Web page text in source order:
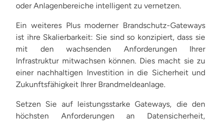
oder Anlagenbereiche intelligent zu vernetzen.
Ein weiteres Plus moderner Brandschutz-Gateways
ist ihre Skalierbarkeit: Sie sind so konzipiert, dass sie
mit den wachsenden Anforderungen Ihrer
Infrastruktur mitwachsen können. Dies macht sie zu
einer nachhaltigen Investition in die Sicherheit und
Zukunftsfähigkeit Ihrer Brandmeldeanlage.
Setzen Sie auf leistungsstarke Gateways, die den
höchsten Anforderungen an Datensicherheit,